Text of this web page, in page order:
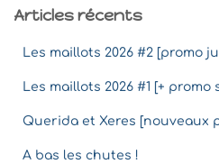
Articles récents
Les maillots 2026 #2 [promo
Les maillots 2026 #1 [+
Querida et Xeres [nouveaux
A bas les chutes !